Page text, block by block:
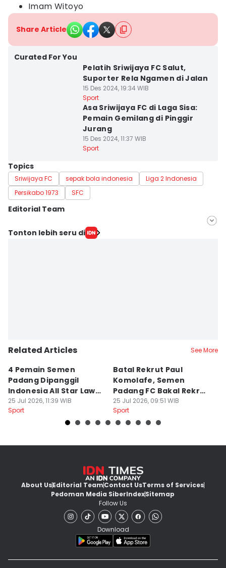
Imam Witoyo
Share Article
Curated For You
Pelatih Sriwijaya FC Salut,
Suporter Rela Ngamen di Jalan
15 Des 2024, 19:34 WIB
Sport
Asa Sriwijaya FC di Laga Sisa:
Pemain Gemilang di Pinggir
Jurang
15 Des 2024, 11:37 WIB
Sport
Topics
Sriwijaya FC sepak bola indonesia
Liga 2 Indonesia
Persikabo 1973
SFC
Editorial Team
Editor
Tonton lebih seru di
Related Articles See More
4 Pemain Semen
Padang Dipanggil
Indonesia All Star Lawan
Aston Villa
25 Jul 2026, 11:39 WIB
Sport
Batal Rekrut Paul
Komolafe, Semen
Padang FC Bakal Rekrut
Striker Baru
25 Jul 2026, 09:51 WIB
Sport
About UsEditorial TeamContact UsTerms of Services
Pedoman Media SiberIndexSitemap
Follow Us
Download